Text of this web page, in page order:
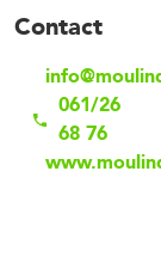
Contact
061/26
68 76